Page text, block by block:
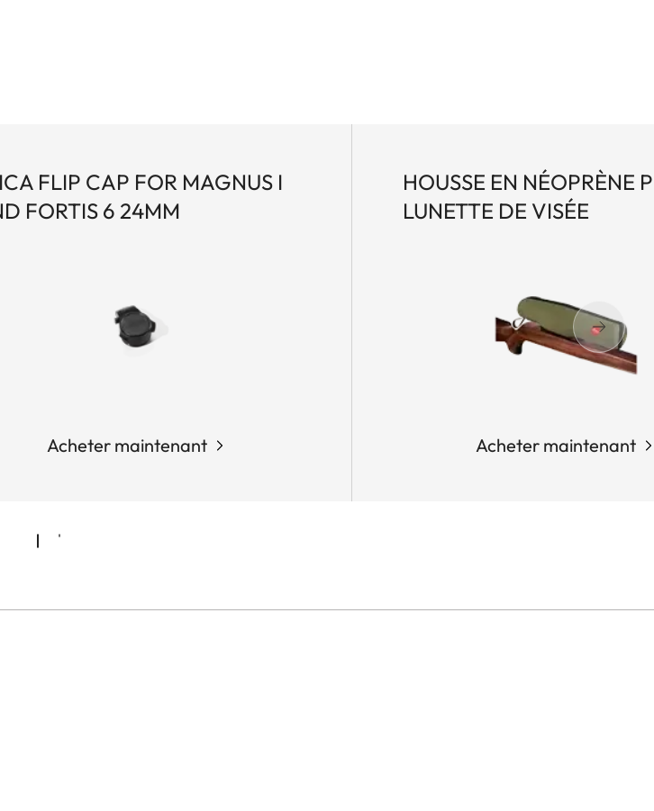
FLIP CAP FOR MAGNUS I
FORTIS 6 24MM
Acheter maintenant
HOUSSE EN NÉOPRÈNE
LUNETTE DE VISÉE
Acheter maintenant